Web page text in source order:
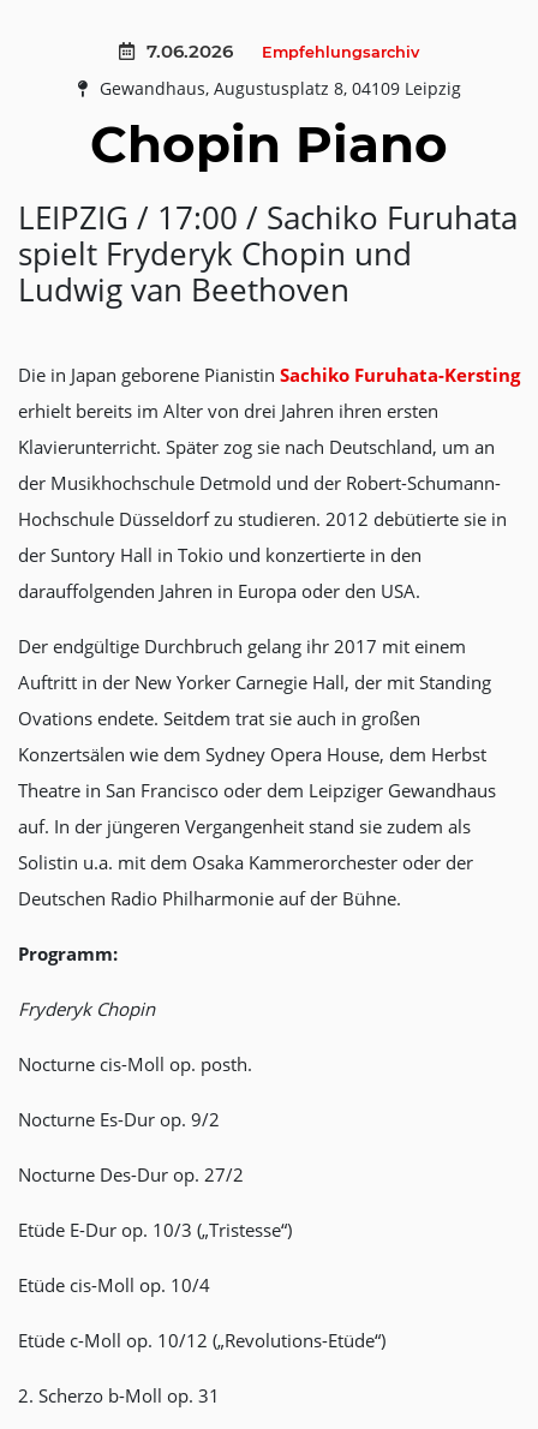
7.06.2026 Empfehlungsarchiv
Gewandhaus, Augustusplatz 8, 04109 Leipzig
Chopin Piano
LEIPZIG / 17:00 / Sachiko Furuhata
spielt Fryderyk Chopin und
Ludwig van Beethoven
Die in Japan geborene Pianistin Sachiko Furuhata-Kersting
erhielt bereits im Alter von drei Jahren ihren ersten
Klavierunterricht. Später zog sie nach Deutschland, um an
der Musikhochschule Detmold und der Robert-Schumann-
Hochschule Düsseldorf zu studieren. 2012 debütierte sie in
der Suntory Hall in Tokio und konzertierte in den
darauffolgenden Jahren in Europa oder den USA.
Der endgültige Durchbruch gelang ihr 2017 mit einem
Auftritt in der New Yorker Carnegie Hall, der mit Standing
Ovations endete. Seitdem trat sie auch in großen
Konzertsälen wie dem Sydney Opera House, dem Herbst
Theatre in San Francisco oder dem Leipziger Gewandhaus
auf. In der jüngeren Vergangenheit stand sie zudem als
Solistin u.a. mit dem Osaka Kammerorchester oder der
Deutschen Radio Philharmonie auf der Bühne.
Programm:
Fryderyk Chopin
Nocturne cis-Moll op. posth.
Nocturne Es-Dur op. 9/2
Nocturne Des-Dur op. 27/2
Etüde E-Dur op. 10/3 („Tristesse“)
Etüde cis-Moll op. 10/4
Etüde c-Moll op. 10/12 („Revolutions-Etüde“)
2. Scherzo b-Moll op. 31